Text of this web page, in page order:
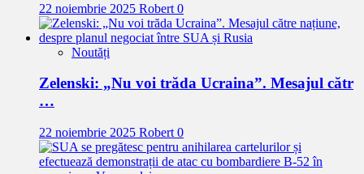
22 noiembrie 2025 Robert 0
Noutăți
Zelenski: „Nu voi trăda Ucraina”. Mesajul cătr
…
22 noiembrie 2025 Robert 0